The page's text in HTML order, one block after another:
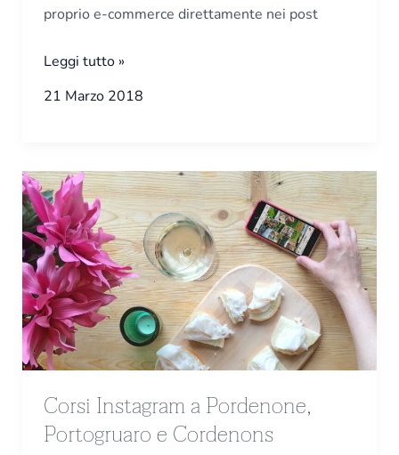
proprio e-commerce direttamente nei post
Leggi tutto »
21 Marzo 2018
Corsi Instagram a Pordenone,
Portogruaro e Cordenons
Corsi
Instagram
a
Pordenone,
Portogruaro
e
Cordenons